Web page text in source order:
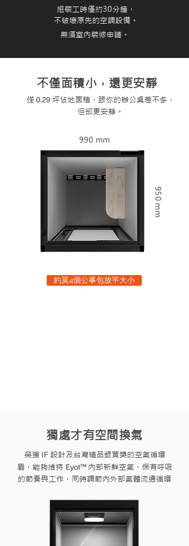
組裝工時僅約30分鐘，
不破壞原先的空調設備。
​無須室內裝修申請。
不僅面積小，還更安靜
僅 0.29 坪佔地面積，跟你的辦公桌差不多 ，
​但卻更安靜。
990 mm
950 mm
約莫4個公事包放平大小
獨處才有空間換氣
榮獲IF設計及台灣精品銀質獎的空氣循環
扇，能夠維持 Eyot™ 內部新鮮空氣， 保有呼吸
的節奏與工作，同時調節內外部氣體流通循環